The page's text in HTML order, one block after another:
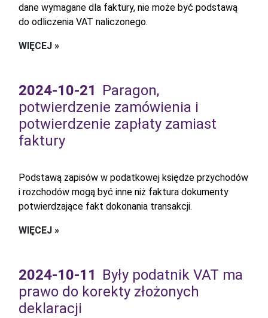
dane wymagane dla faktury, nie może być podstawą
do odliczenia VAT naliczonego.
WIĘCEJ »
2024-10-21 Paragon,
potwierdzenie zamówienia i
potwierdzenie zapłaty zamiast
faktury
Podstawą zapisów w podatkowej księdze przychodów
i rozchodów mogą być inne niż faktura dokumenty
potwierdzające fakt dokonania transakcji.
WIĘCEJ »
2024-10-11 Były podatnik VAT ma
prawo do korekty złożonych
deklaracji